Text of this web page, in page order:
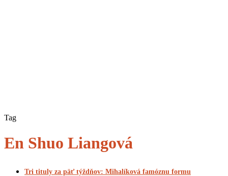
Tag
En Shuo Liangová
Tri tituly za päť týždňov: Mihalíková famóznu formu